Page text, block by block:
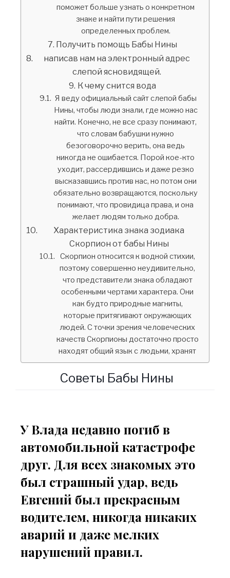
поможет больше узнать о конкретном
знаке и найти пути решения
определенных проблем.
Получить помощь Бабы Нины
написав нам на электронный адрес
слепой ясновидящей.
К чему снится вода
Я веду официальный сайт слепой бабы
Нины, чтобы люди знали, где можно нас
найти. Конечно, не все сразу понимают,
что словам бабушки нужно
безоговорочно верить, она ведь
никогда не ошибается. Порой кое-кто
уходит, рассердившись и даже резко
высказавшись против нас, но потом они
обязательно возвращаются, поскольку
понимают, что провидица права, и она
желает людям только добра.
Характеристика знака зодиака
Скорпион от бабы Нины
Скорпион относится к водной стихии,
поэтому совершенно неудивительно,
что представители знака обладают
особенными чертами характера. Они
как будто природные магниты,
которые притягивают окружающих
людей. С точки зрения человеческих
качеств Скорпионы достаточно просто
находят общий язык с людьми, хранят
Советы Бабы Нины
У Влада недавно погиб в
автомобильной катастрофе
друг. Для всех знакомых это
был страшный удар, ведь
Евгений был прекрасным
водителем, никогда никаких
аварий и даже мелких
нарушений правил.